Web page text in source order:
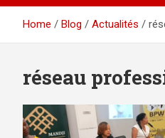
Home Blog Actualités
réseau